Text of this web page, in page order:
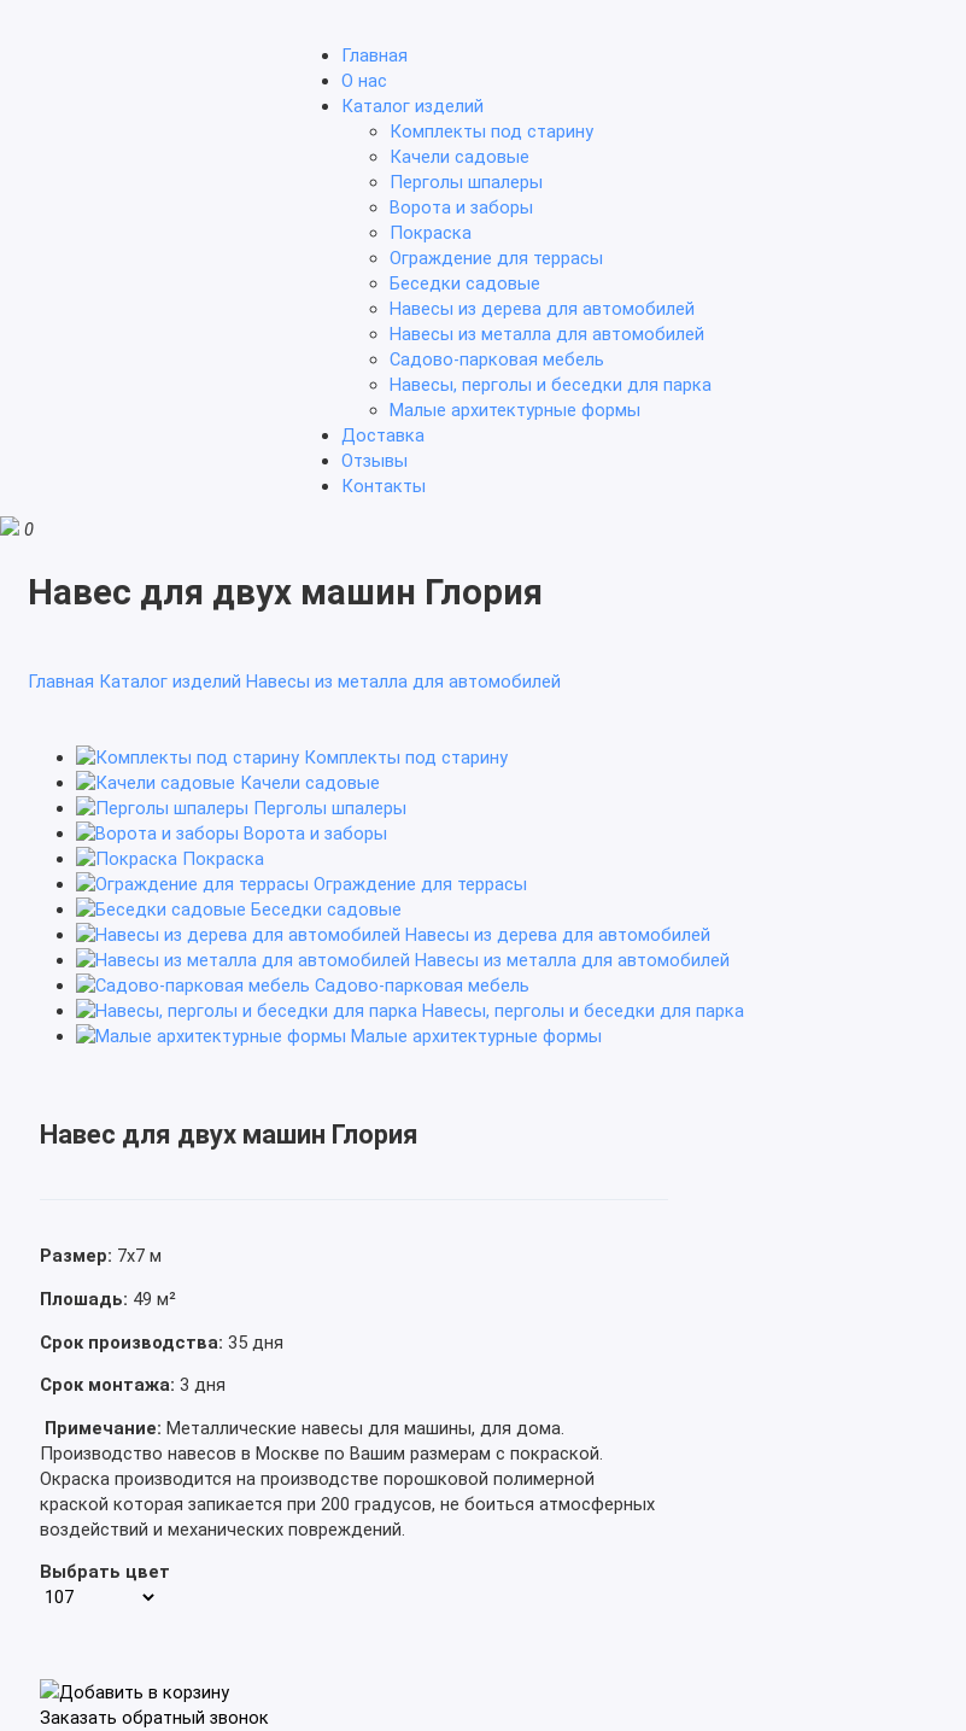
Главная
О нас
Каталог изделий
Комплекты под старину
Качели садовые
Перголы шпалеры
Ворота и заборы
Покраска
Ограждение для террасы
Беседки садовые
Навесы из дерева для автомобилей
Навесы из металла для автомобилей
Садово-парковая мебель
Навесы, перголы и беседки для парка
Малые архитектурные формы
Доставка
Отзывы
Контакты
0
Навес для двух машин Глория
Главная Каталог изделий Навесы из металла для автомобилей
Комплекты под старину
Качели садовые
Перголы шпалеры
Ворота и заборы
Покраска
Ограждение для террасы
Беседки садовые
Навесы из дерева для автомобилей
Навесы из металла для автомобилей
Садово-парковая мебель
Навесы, перголы и беседки для парка
Малые архитектурные формы
Навес для двух машин Глория
Размер: 7х7 м
Плошадь: 49 м²
Срок производства: 35 дня
Срок монтажа: 3 дня
Примечание: Металлические навесы для машины, для дома.
Производство навесов в Москве по Вашим размерам с покраской.
Окраска производится на производстве порошковой полимерной
краской которая запикается при 200 градусов, не боиться атмосферных
воздействий и механических повреждений.
Выбрать цвет
Добавить в корзину
Заказать обратный звонок